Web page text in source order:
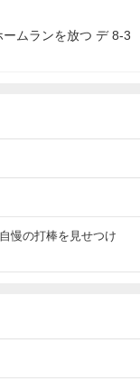
ムランを放つ デ 8-3
慢の打棒を見せつけ